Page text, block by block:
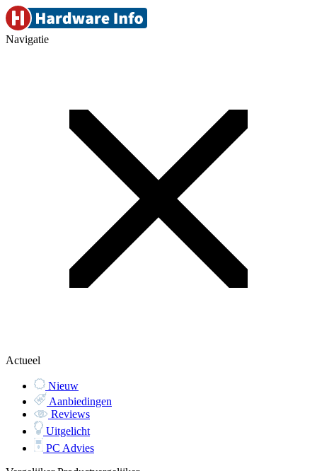
Navigatie
Actueel
Nieuw
Aanbiedingen
Reviews
Uitgelicht
PC Advies